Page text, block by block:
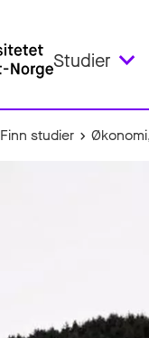
Studier
Finn studier